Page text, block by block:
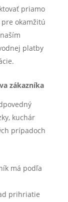
priamo
okamžitú
platby
zákazníka
kuchár
prípadoch
má podľa
prihriatie